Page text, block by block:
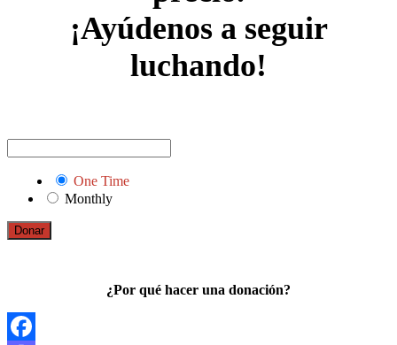
¡Ayúdenos a seguir
luchando!
One Time
Monthly
Donar
¿Por qué hacer una donación?